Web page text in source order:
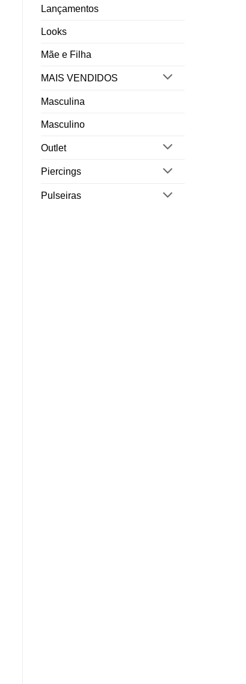
Lançamentos
Looks
Mãe e Filha
MAIS VENDIDOS
Masculina
Masculino
Outlet
Piercings
Pulseiras